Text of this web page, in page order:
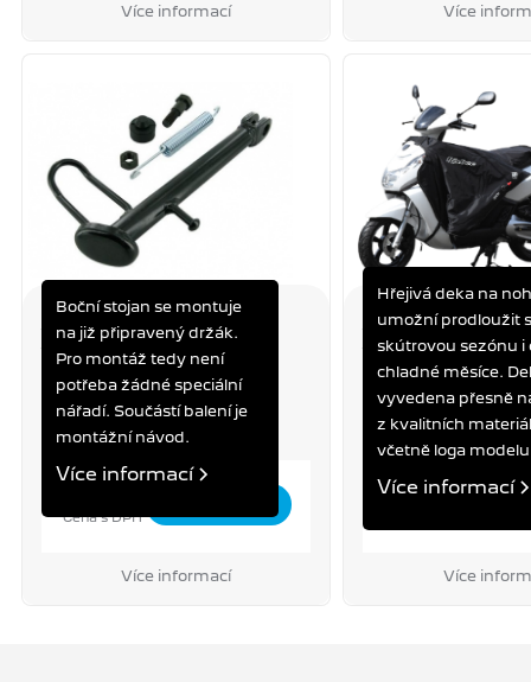
Více informací Více
BOČNÍ STOJAN KISBEE S
NAKED / STREETZONE
STREETZONE
Boční stojan se montuje
na již připravený držák.
Pro montáž tedy není
potřeba žádné speciální
nářadí. Součástí balení je
montážní návod.
Více informací
Cena s DPH
Více informací
DEKA NA NOHY
TUCANO
KISBEE S
Hřejivá deka na
umožní prodloužit
skútrovou sezónu i
chladné měsíce.
vyvedena přesně
z kvalitních
včetně loga
Více informací
3 990 Kč
Více